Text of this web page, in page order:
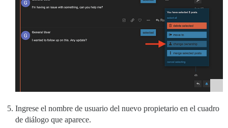
Ingrese el nombre de usuario del nuevo propietario en el cuadro
de diálogo que aparece.